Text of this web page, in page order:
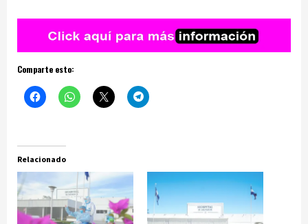
Comparte esto:
Relacionado